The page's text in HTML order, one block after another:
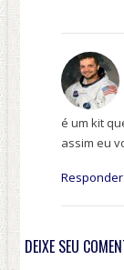
é um kit
assim eu
Responder
DEIXE SEU